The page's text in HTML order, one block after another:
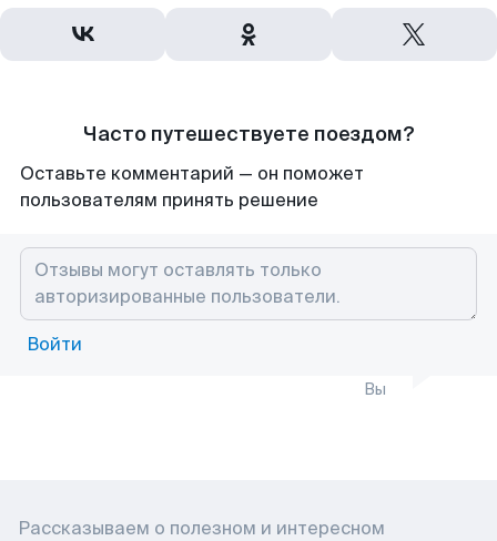
Часто путешествуете поездом?
Оставьте комментарий — он поможет
пользователям принять решение
Войти
Вы
Рассказываем о полезном и интересном